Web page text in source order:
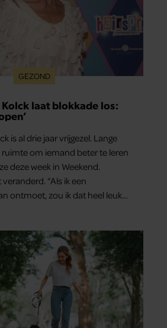
GEZOND
laat blokkade los:
is al drie jaar vrijgezel. Lange
ruimte om iemand beter te leren
deze week in Weekend.
“Als ik een
ontmoet, zou ik dat heel leuk